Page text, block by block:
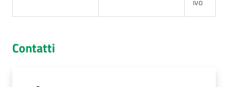
Contatti